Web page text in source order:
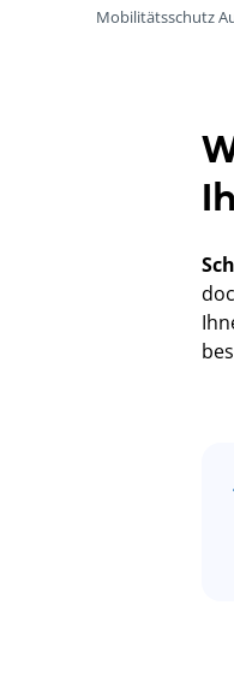
Mobilitätsschutz